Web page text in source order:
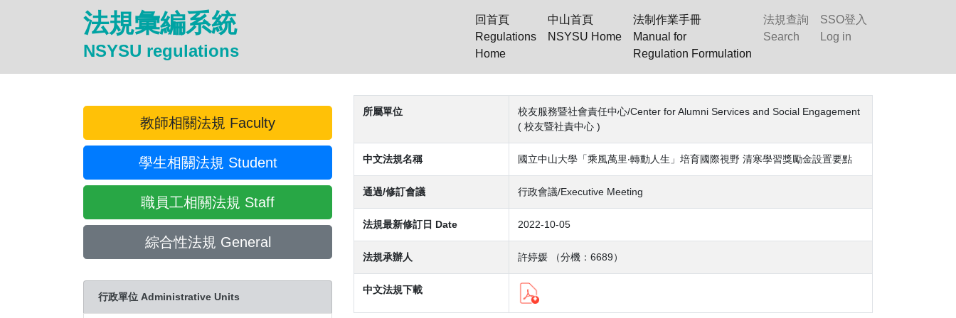
法規彙編系統
NSYSU regulations
回首頁
Regulations
Home
中山首頁
NSYSU Home
法制作業手冊
Manual for
Regulation Formulation
法規查詢
Search
SSO登入
Log in
教師相關法規 Faculty
學生相關法規 Student
職員工相關法規 Staff
綜合性法規 General
行政單位 Administrative Units
所屬單位
校友服務暨社會責任中心/Center for Alumni Services and Social Engagement
( 校友暨社責中心 )
中文法規名稱 國立中山大學「乘風萬里‧轉動人生」培育國際視野 清寒學習獎勵金設置要點
通過/修訂會議 行政會議/Executive Meeting
法規最新修訂日 Date 2022-10-05
法規承辦人 許婷媛 （分機：6689）
中文法規下載